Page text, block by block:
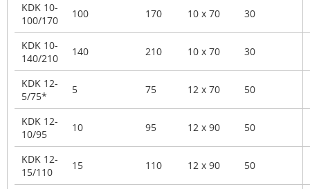
KDK 10-
100/170
100 170 10 x 70 30
KDK 10-
140/210
140 210 10 x 70 30
KDK 12-
5/75*
5 75 12 x 70 50
KDK 12-
10/95
10 95 12 x 90 50
KDK 12-
15/110
15 110 12 x 90 50